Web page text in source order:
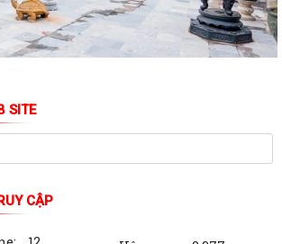
các hoạt động hướng về Kỷ niệm 78 năm ngày
07
động ứng phó với bão số 3
SITE
CẬP